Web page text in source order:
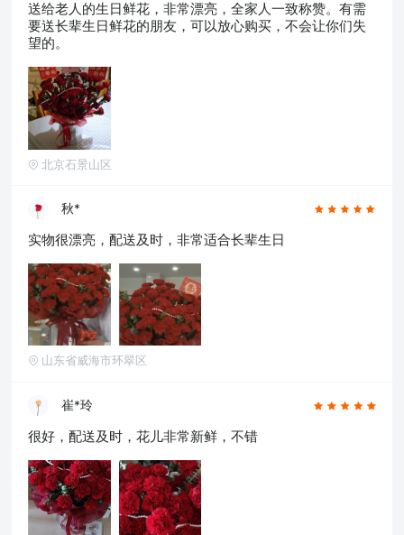
送给老人的生日鲜花，非常漂亮，全家人一致称赞。有需
要送长辈生日鲜花的朋友，可以放心购买，不会让你们失
望的。
北京石景山区
秋*
实物很漂亮，配送及时，非常适合长辈生日
山东省威海市环翠区
崔*玲
很好，配送及时，花儿非常新鲜，不错